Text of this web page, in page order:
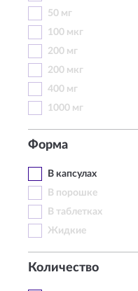
50 мг
100 мкг
200 мг
200 мкг
400 мг
1000 мг
Форма
В капсулах
В порошке
В таблетках
Жидкие
Количество